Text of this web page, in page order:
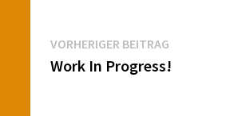
Beitragsnavigation
VORHERIGER BEITRAG
Beitrag:
Work In Progress!